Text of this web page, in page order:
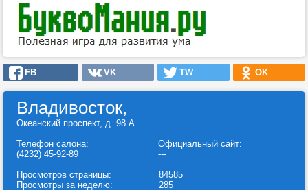
FB VK TW OK
Владивосток,
Океанский проспект, д. 98 А
Телефон салона:
(4232) 45-92-89
Официальный сайт:
---
Просмотров страницы:
Просмотры за неделю:
84585
285